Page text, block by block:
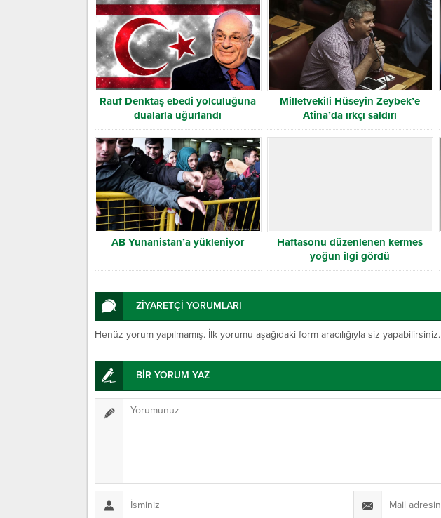
Rauf Denktaş ebedi yolculuğuna
dualarla uğurlandı
Milletvekili Hüseyin Zeybek’e
Atina’da ırkçı saldırı
AB Yunanistan’a yükleniyor
Haftasonu düzenlenen kermes
yoğun ilgi gördü
ZİYARETÇİ YORUMLARI
Henüz yorum yapılmamış. İlk yorumu aşağıdaki form aracılığıyla siz yapabilirsiniz.
BİR YORUM YAZ